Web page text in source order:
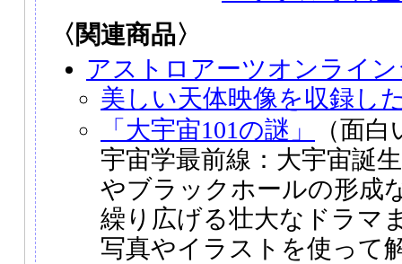
〈関連商品〉
アストロアーツオンライ
美しい天体映像を収録し
「大宇宙101の謎」
（面
宇宙学最前線：大宇宙誕
やブラックホールの形成
繰り広げる壮大なドラマ
写真やイラストを使って